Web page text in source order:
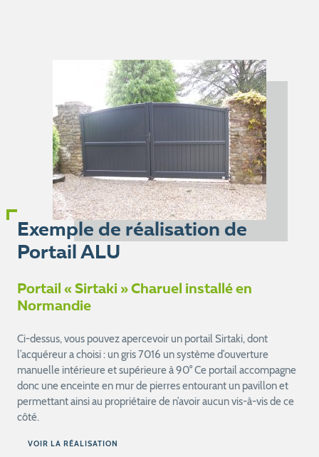
Exemple de réalisation de
Portail ALU
Portail « Sirtaki » Charuel installé en
Normandie
Ci-dessus, vous pouvez apercevoir un portail Sirtaki, dont
l’acquéreur a choisi : un gris 7016 un système d’ouverture
manuelle intérieure et supérieure à 90° Ce portail accompagne
donc une enceinte en mur de pierres entourant un pavillon et
permettant ainsi au propriétaire de n’avoir aucun vis-à-vis de ce
côté.
VOIR LA RÉALISATION